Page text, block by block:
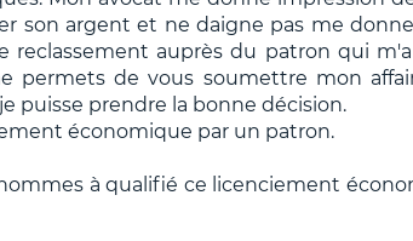
son argent et ne daigne pas me
reclassement auprès du patron qui
permets de vous soumettre mon
puisse prendre la bonne décision.
économique par un patron.
à qualifié ce licenciement